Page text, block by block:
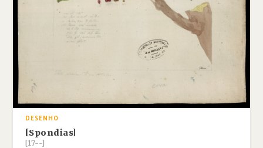
DESENHO
[Spondias]
[17--]